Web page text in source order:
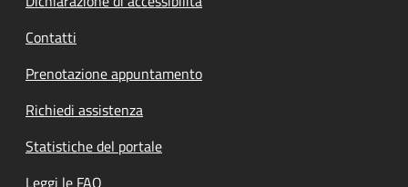
Contatti
Prenotazione appuntamento
Richiedi assistenza
Statistiche del portale
Leggi le FAQ